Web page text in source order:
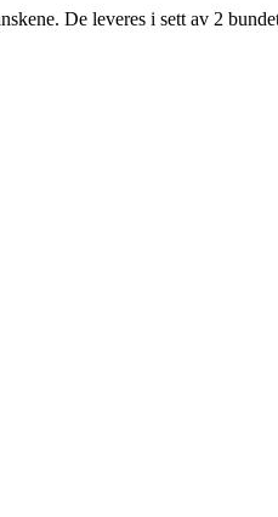
De leveres i sett av 2